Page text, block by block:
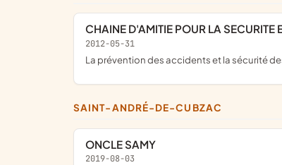
CHAINE D'AMITIE POUR LA
2012-05-31
la prévention des accidents et la sécurité
SAINT-ANDRÉ-DE-CUBZAC
ONCLE SAMY
2019-08-03